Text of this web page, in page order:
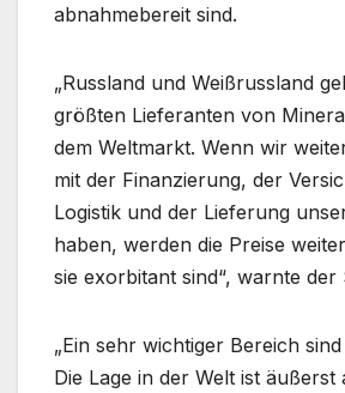
abnahmebereit sind.
„Russland und Weißrussland
größten Lieferanten von
dem Weltmarkt. Wenn wir
mit der Finanzierung, der
Logistik und der Lieferung
haben, werden die Preise
sie exorbitant sind“, warnte der
„Ein sehr wichtiger Bereich
Die Lage in der Welt ist äußerst